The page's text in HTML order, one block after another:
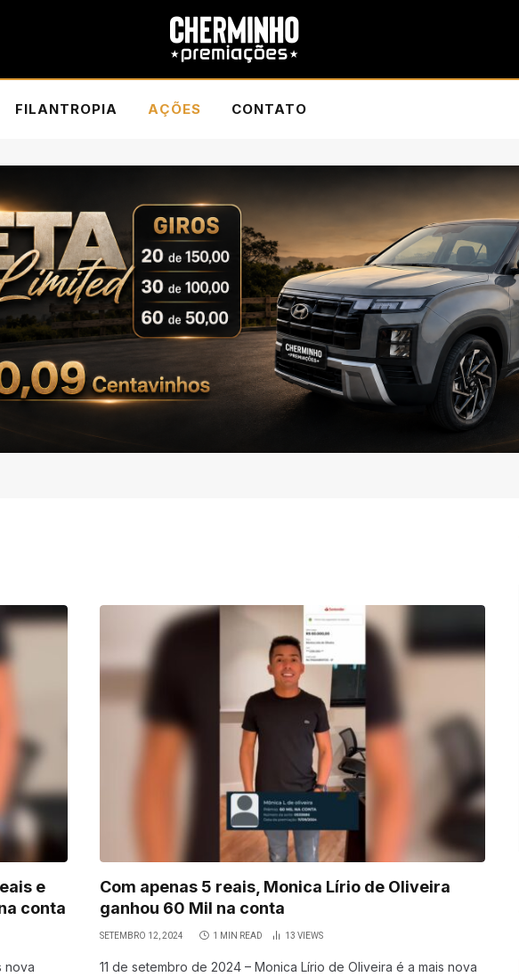
FILANTROPIA AÇÕES CONTATO
e
conta
nova
Com apenas 5 reais, Monica Lírio de Oliveira
ganhou 60 Mil na conta
SETEMBRO 12, 2024 1 MIN READ 13 VIEWS
11 de setembro de 2024 – Monica Lírio de Oliveira é a mais nova